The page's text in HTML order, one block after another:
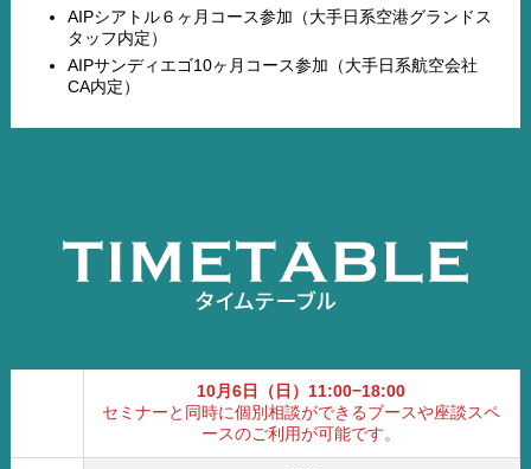
AIPシアトル６ヶ月コース参加（大手日系空港グランドス
タッフ内定）
AIPサンディエゴ10ヶ月コース参加（大手日系航空会社
CA内定）
10月6日（日）11:00−18:00
セミナーと同時に個別相談ができるブースや座談スペ
ースのご利用が可能です。